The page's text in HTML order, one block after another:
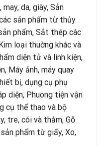
da, giày, Sản
sản phẩm từ thủy
phẩm, Sắt thép các
loại thuờng khác và
diện tử và linh kiện,
Máy ảnh, máy quay
bị, dụng cụ phụ
diện, Phuong tiện vận
cụ thể thao và bộ
tre, cói và thảm, Gỗ
phẩm từ giấy, Xo,